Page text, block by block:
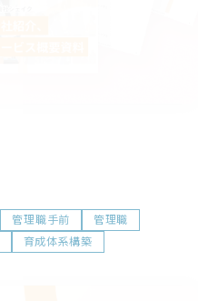
管理職手前
管理職
育成体系構築